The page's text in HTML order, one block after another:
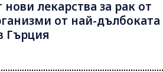
нови лекарства за рак от
от най-дълбоката
Гърция